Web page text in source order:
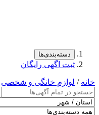
دسته‌بندی‌ها
ثبت اگهی رایگان
خانه / لوازم خانگی و شخصی